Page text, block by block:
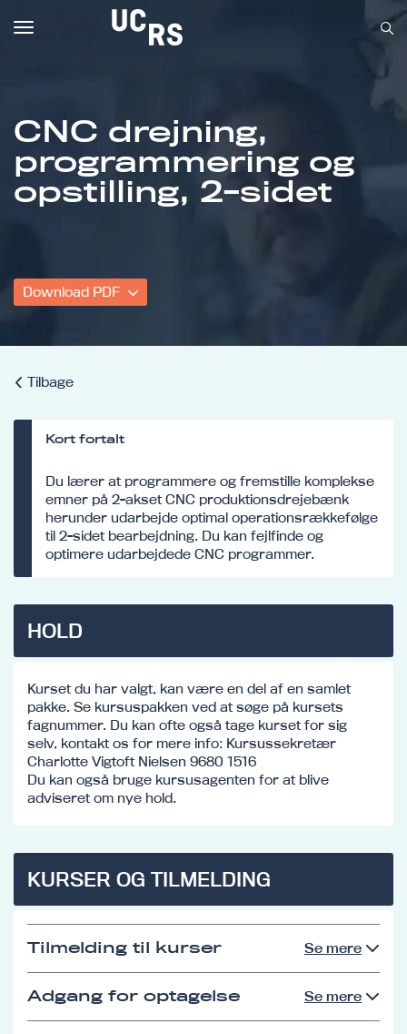
Om UCRS
Bliv faglært
CNC drejning,
programmering og
opstilling, 2-sidet
Download PDF
Tilbage
Kort fortalt
Du lærer at programmere og fremstille komplekse
emner på 2-akset CNC produktionsdrejebænk
herunder udarbejde optimal operationsrækkefølge
til 2-sidet bearbejdning. Du kan fejlfinde og
optimere udarbejdede CNC programmer.
HOLD
Kurset du har valgt, kan være en del af en samlet
pakke. Se kursuspakken ved at søge på kursets
fagnummer. Du kan ofte også tage kurset for sig
selv, kontakt os for mere info: Kursussekretær
Charlotte Vigtoft Nielsen 9680 1516
Du kan også bruge kursusagenten for at blive
adviseret om nye hold.
KURSER OG TILMELDING
Tilmelding til kurser Se mere
Adgang for optagelse Se mere